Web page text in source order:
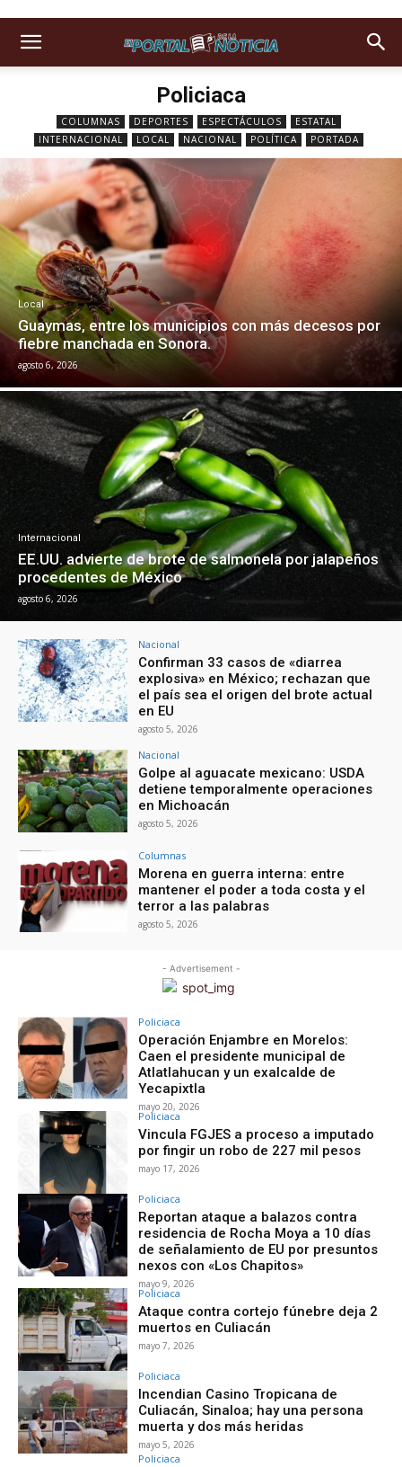
Policiaca
COLUMNAS DEPORTES ESPECTÁCULOS
ESTATAL
INTERNACIONAL
LOCAL NACIONAL POLÍTICA PORTADA
Local
Guaymas, entre los municipios con más decesos por
fiebre manchada en Sonora.
agosto 6, 2026
Internacional
EE.UU. advierte de brote de salmonela por jalapeños
procedentes de México
agosto 6, 2026
Nacional
Confirman 33 casos de «diarrea
explosiva» en México; rechazan que
el país sea el origen del brote actual
en EU
agosto 5, 2026
Nacional
Golpe al aguacate mexicano: USDA
detiene temporalmente operaciones
en Michoacán
agosto 5, 2026
Columnas
Morena en guerra interna: entre
mantener el poder a toda costa y el
terror a las palabras
agosto 5, 2026
- Advertisement -
Policiaca
Operación Enjambre en Morelos:
Caen el presidente municipal de
Atlatlahucan y un exalcalde de
Yecapixtla
mayo 20, 2026
Policiaca
Vincula FGJES a proceso a imputado
por fingir un robo de 227 mil pesos
mayo 17, 2026
Policiaca
Reportan ataque a balazos contra
residencia de Rocha Moya a 10 días
de señalamiento de EU por presuntos
nexos con «Los Chapitos»
mayo 9, 2026
Policiaca
Ataque contra cortejo fúnebre deja 2
muertos en Culiacán
mayo 7, 2026
Policiaca
Incendian Casino Tropicana de
Culiacán, Sinaloa; hay una persona
muerta y dos más heridas
mayo 5, 2026
Policiaca